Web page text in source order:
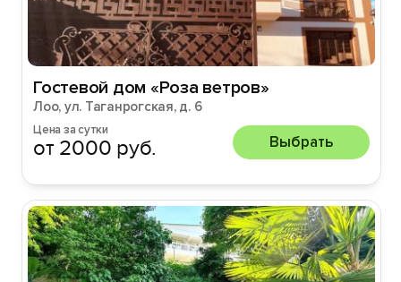
Гостевой дом «Роза ветров»
Лоо, ул. Таганрогская, д. 6
Цена за сутки
от 2000 руб. Выбрать